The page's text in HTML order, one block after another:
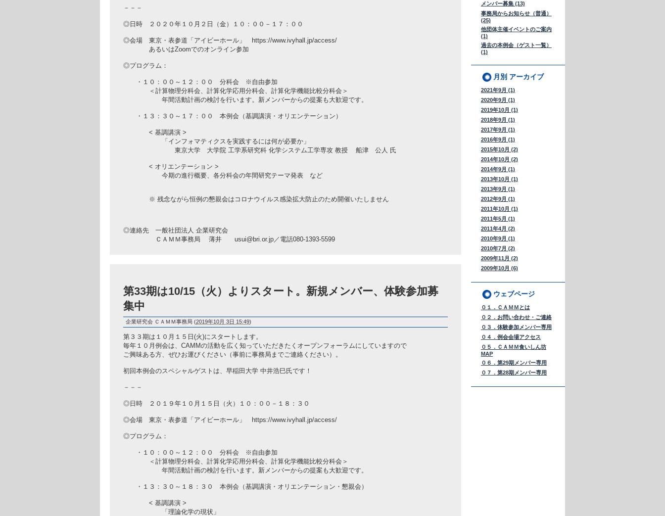
－－－
◎日時 ２０２０年１０月２日（金）１０：００－１７：００
◎会場 東京・表参道「アイビーホール」 https://www.ivyhall.jp/access/
あるいはZoomでのオンライン参加
◎プログラム：
・１０：００～１２：００ 分科会 ※自由参加
＜計算物理分科会、計算化学応用分科会、計算化学機能比較分科会＞
年間活動計画の検討を行います。新メンバーからの提案も大歓迎です。
・１３：３０～１７：００ 本例会（基調講演・オリエンテーション）
< 基調講演 >
「インフォマティクスを実践するには何が必要か」
東京大学 大学院 工学系研究科 化学システム工学専攻 教授 船津 公人 氏
< オリエンテーション >
今期の進行概要、各分科会の年間研究テーマ発表 など
※ 残念ながら恒例の懇親会はコロナウイルス感染拡大防止のため開催いたしません
◎連絡先 一般社団法人 企業研究会
ＣＡＭＭ事務局 薄井 usui@bri.or.jp／電話080-1393-5599
第33期は10/15（火）よりスタート。新規メンバー、体験参加募
集中
企業研究会 ＣＡＭＭ事務局 (2019年10月 3日 15:49)
第３３期は１０月１５日(火)にスタートします。
毎年１０月例会は、CAMMの活動を広く知っていただきたくオープンフォーラムにしていますので
ご興味ある方、ぜひお運びください（事前に事務局までご連絡ください）。
初回本例会のスペシャルゲストは、早稲田大学 中井浩巳氏です！
－－－
◎日時 ２０１９年１０月１５日（火）１０：００－１８：３０
◎会場 東京・表参道「アイビーホール」 https://www.ivyhall.jp/access/
◎プログラム：
・１０：００～１２：００ 分科会 ※自由参加
＜計算物理分科会、計算化学応用分科会、計算化学機能比較分科会＞
年間活動計画の検討を行います。新メンバーからの提案も大歓迎です。
・１３：３０～１８：３０ 本例会（基調講演・オリエンテーション・懇親会）
< 基調講演 >
「理論化学の現状」
メンバー募集 (13)
事務局からお知らせ（普通）
(25)
他団体主催イベントのご案内
(1)
過去の本例会（ゲスト一覧）
(1)
月別 アーカイブ
2021年9月 (1)
2020年9月 (1)
2019年10月 (1)
2018年9月 (1)
2017年9月 (1)
2016年9月 (1)
2015年10月 (2)
2014年10月 (2)
2014年9月 (1)
2013年10月 (1)
2013年9月 (1)
2012年9月 (1)
2011年10月 (1)
2011年5月 (1)
2011年4月 (2)
2010年9月 (1)
2010年7月 (2)
2009年11月 (2)
2009年10月 (6)
ウェブページ
０１．ＣＡＭＭとは
０２．お問い合わせ・ご連絡
０３．体験参加メンバー専用
０４．例会会場アクセス
０５．ＣＡＭＭ食いしん坊
MAP
０６．第29期メンバー専用
０７．第28期メンバー専用